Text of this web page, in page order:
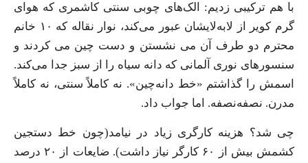
با هم ترکیبی زدیم: الک‌های چوبی سنتی کاشمری که هوای
گرم کویر از لابه‌لایشان عبور می‌کند، نوار نقاله که ۱۰ خانم
محترم دو طرف آن می نشستن و دست چین می کردند و
سنسورهای نوری آلمانی که دانه سیاه را از سبز جدا می‌کند.
اسمش را گذاشتم «خط دانه‌چین». نه کاملاً سنتی، نه کاملاً
مدرن. نصفه‌نصفه. اما جواب داد.
چی شد؟ هزینه کارگری زیاد در نیامد(چون خط دستجین
کشمش بیش از ۶۰ کارگر نیاز داشت). ضایعات از ۲۰ درصد